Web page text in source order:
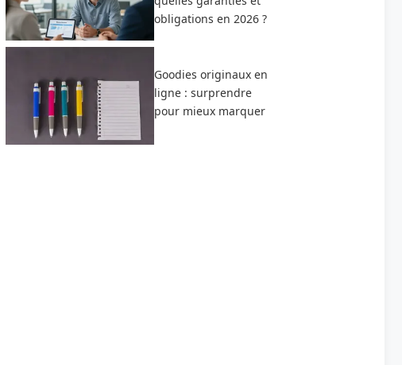
obligations en 2026 ?
Goodies originaux en
ligne : surprendre
pour mieux marquer